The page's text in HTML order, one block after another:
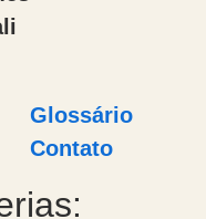
Glossário
Contato